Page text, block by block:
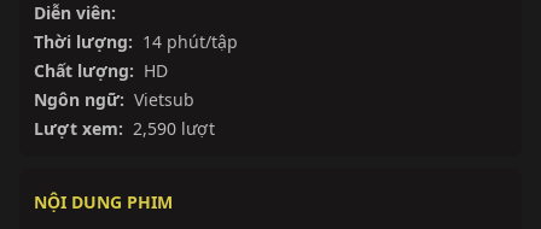
Diễn viên:
Thời lượng: 14 phút/tập
Chất lượng: HD
Ngôn ngữ: Vietsub
Lượt xem: 2,590 lượt
NỘI DUNG PHIM